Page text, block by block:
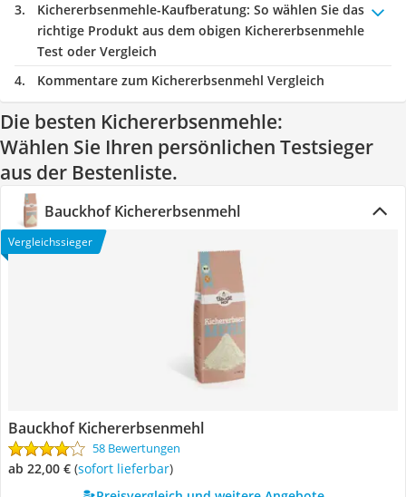
Kichererbsenmehle-Kaufberatung: So wählen Sie das
richtige Produkt aus dem obigen Kichererbsenmehle
Test oder Vergleich
Kommentare zum Kichererbsenmehl Vergleich
Die besten Kichererbsenmehle:
Wählen Sie Ihren persönlichen Testsieger
aus der Bestenliste.
Bauckhof Kichererbsenmehl
Vergleichssieger
Bauckhof Kichererbsenmehl
58 Bewertungen
ab 22,00 € ( Sofort lieferbar)